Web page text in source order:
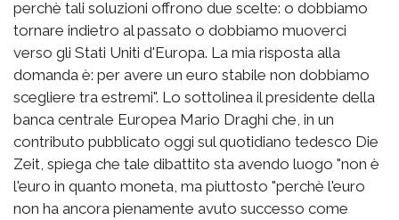
perchè tali soluzioni offrono due scelte: o dobbiamo
tornare indietro al passato o dobbiamo muoverci
verso gli Stati Uniti d'Europa. La mia risposta alla
domanda è: per avere un euro stabile non dobbiamo
scegliere tra estremi". Lo sottolinea il presidente della
banca centrale Europea Mario Draghi che, in un
contributo pubblicato oggi sul quotidiano tedesco Die
Zeit, spiega che tale dibattito sta avendo luogo "non è
l'euro in quanto moneta, ma piuttosto "perchè l'euro
non ha ancora pienamente avuto successo come